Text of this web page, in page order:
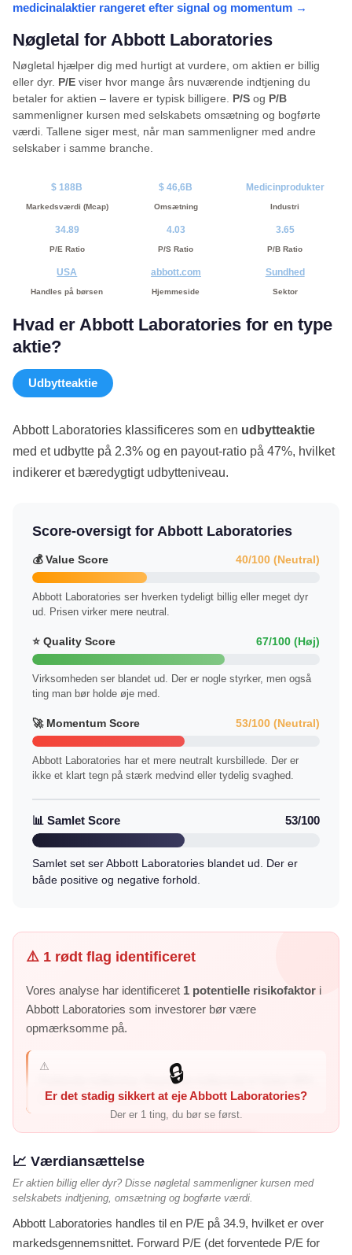
medicinalaktier rangeret efter signal og momentum →
Nøgletal for Abbott Laboratories
Nøgletal hjælper dig med hurtigt at vurdere, om aktien er billig
eller dyr. P/E viser hvor mange års nuværende indtjening du
betaler for aktien – lavere er typisk billigere. P/S og P/B
sammenligner kursen med selskabets omsætning og bogførte
værdi. Tallene siger mest, når man sammenligner med andre
selskaber i samme branche.
$ 188B
Markedsværdi (Mcap)
$ 46,6B
Omsætning
Medicinprodukter
Industri
34.89
P/E Ratio
4.03
P/S Ratio
3.65
P/B Ratio
USA
Handles på børsen
abbott.com
Hjemmeside
Sundhed
Sektor
Hvad er Abbott Laboratories for en type
aktie?
Udbytteaktie
Abbott Laboratories klassificeres som en udbytteaktie
med et udbytte på 2.3% og en payout-ratio på 47%, hvilket
indikerer et bæredygtigt udbytteniveau.
Score-oversigt for Abbott Laboratories
💰 Value Score 40/100 (Neutral)
Abbott Laboratories ser hverken tydeligt billig eller meget dyr
ud. Prisen virker mere neutral.
⭐ Quality Score 67/100 (Høj)
Virksomheden ser blandet ud. Der er nogle styrker, men også
ting man bør holde øje med.
🚀 Momentum Score 53/100 (Neutral)
Abbott Laboratories har et mere neutralt kursbillede. Der er
ikke et klart tegn på stærk medvind eller tydelig svaghed.
📊 Samlet Score 53/100
Samlet set ser Abbott Laboratories blandet ud. Der er
både positive og negative forhold.
⚠️ 1 rødt flag identificeret
Vores analyse har identificeret 1 potentielle risikofaktor i
Abbott Laboratories som investorer bør være
opmærksomme på.
⚠️
Faldende indtjening: Kvartalets indtjening er faldet 48%
år-over-år – virksomh...
🔒
Er det stadig sikkert at eje Abbott Laboratories?
Der er 1 ting, du bør se først.
📈 Værdiansættelse
Er aktien billig eller dyr? Disse nøgletal sammenligner kursen med
selskabets indtjening, omsætning og bogførte værdi.
Abbott Laboratories handles til en P/E på 34.9, hvilket er over
markedsgennemsnittet. Forward P/E (det forventede P/E for